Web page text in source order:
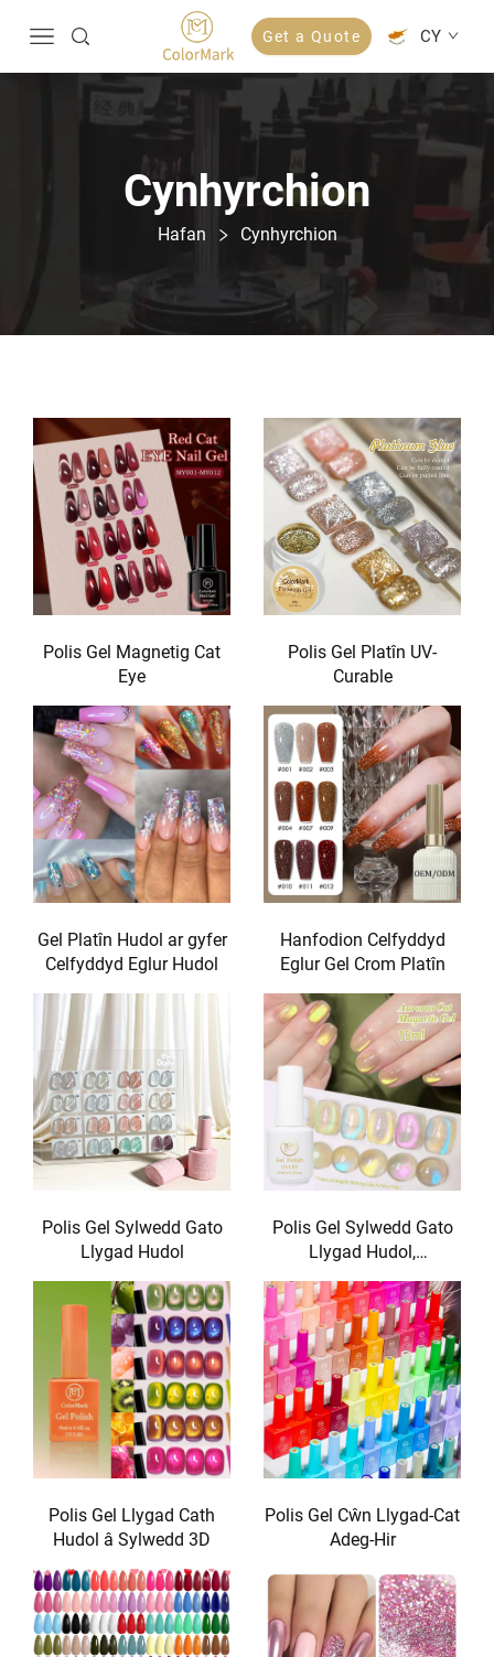
Get a Quote CY
Cynhyrchion
Hafan Cynhyrchion
Polis Gel Magnetig Cat
Eye
Polis Gel Platîn UV-
Curable
Gel Platîn Hudol ar gyfer
Celfyddyd Eglur Hudol
Hanfodion Celfyddyd
Eglur Gel Crom Platîn
Polis Gel Sylwedd Gato
Llygad Hudol
Polis Gel Sylwedd Gato
Llygad Hudol,
Hologramau Sydyn
Polis Gel Llygad Cath
Hudol â Sylwedd 3D
Polis Gel Cŵn Llygad-Cat
Adeg-Hir